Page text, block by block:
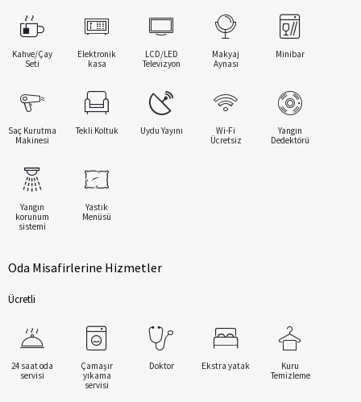
Kahve/Çay
Seti
Elektronik
kasa
LCD/LED
Televizyon
Makyaj
Aynası
Minibar
Saç Kurutma
Makinesi
Tekli Koltuk Uydu Yayını
Wi-Fi
Ücretsiz
Yangın
Dedektörü
Yangın
korunum
sistemi
Yastık
Menüsü
Oda Misafirlerine Hizmetler
Ücretli
24 saat oda
servisi
Çamaşır
yıkama
servisi
Doktor Ekstra yatak
Kuru
Temizleme